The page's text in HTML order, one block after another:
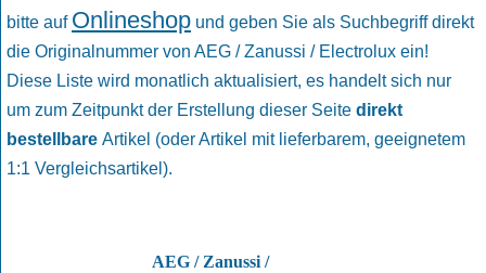
bitte auf Onlineshop und geben Sie als Suchbegriff direkt
die Originalnummer von AEG / Zanussi / Electrolux ein!
Diese Liste wird monatlich aktualisiert, es handelt sich nur
um zum Zeitpunkt der Erstellung dieser Seite direkt
bestellbare Artikel (oder Artikel mit lieferbarem, geeignetem
1:1 Vergleichsartikel).
AEG / Zanussi /